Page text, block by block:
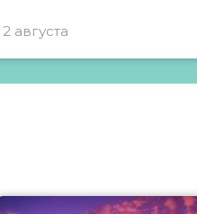
2 августа